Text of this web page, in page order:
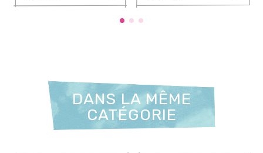
DANS LA MÊME
CATÉGORIE